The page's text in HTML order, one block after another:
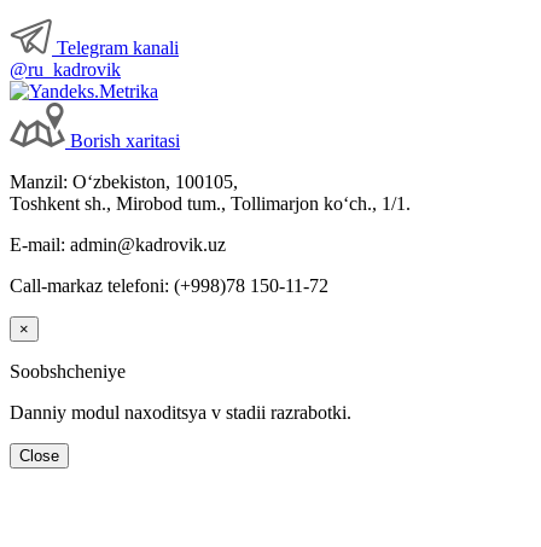
Telegram kanali
@ru_kadrovik
Borish хaritasi
Manzil: Oʻzbekiston, 100105,
Toshkent sh., Mirobod tum., Tollimarjon koʻch., 1/1.
E-mail: admin@kadrovik.uz
Call-markaz telefoni: (+998)78 150-11-72
×
Soobshcheniye
Danniy modul naхoditsya v stadii razrabotki.
Close